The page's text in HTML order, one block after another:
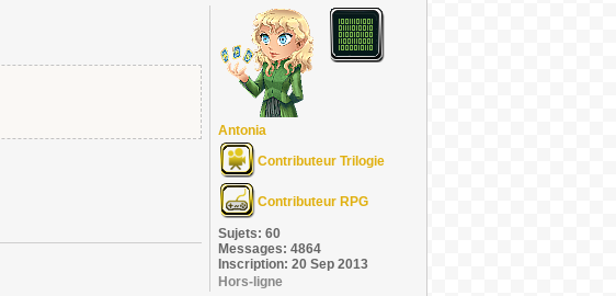
Antonia
Contributeur Trilogie
Contributeur RPG
Sujets: 60
Messages: 4864
Inscription: 20 Sep 2013
Hors-ligne